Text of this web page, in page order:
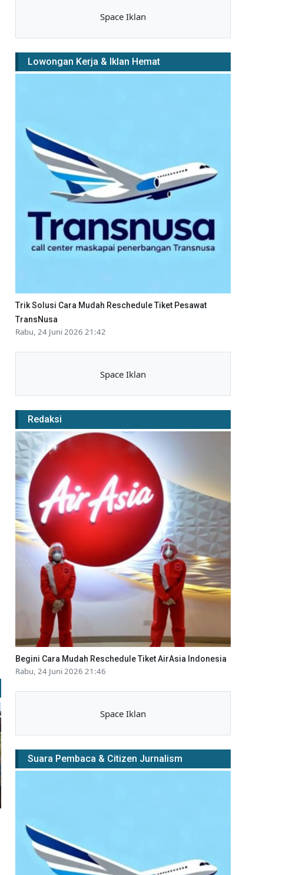
Space Iklan
Lowongan Kerja & Iklan Hemat
Trik Solusi Cara Mudah Reschedule Tiket Pesawat
TransNusa
Rabu, 24 Juni 2026 21:42
Space Iklan
Redaksi
Begini Cara Mudah Reschedule Tiket AirAsia Indonesia
Rabu, 24 Juni 2026 21:46
Space Iklan
Suara Pembaca & Citizen Jurnalism